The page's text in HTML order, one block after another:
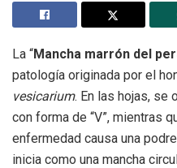
La “Mancha marrón del
patología originada por el
vesicarium. En las hojas, se
con forma de “V”, mientras
enfermedad causa una
inicia como una mancha